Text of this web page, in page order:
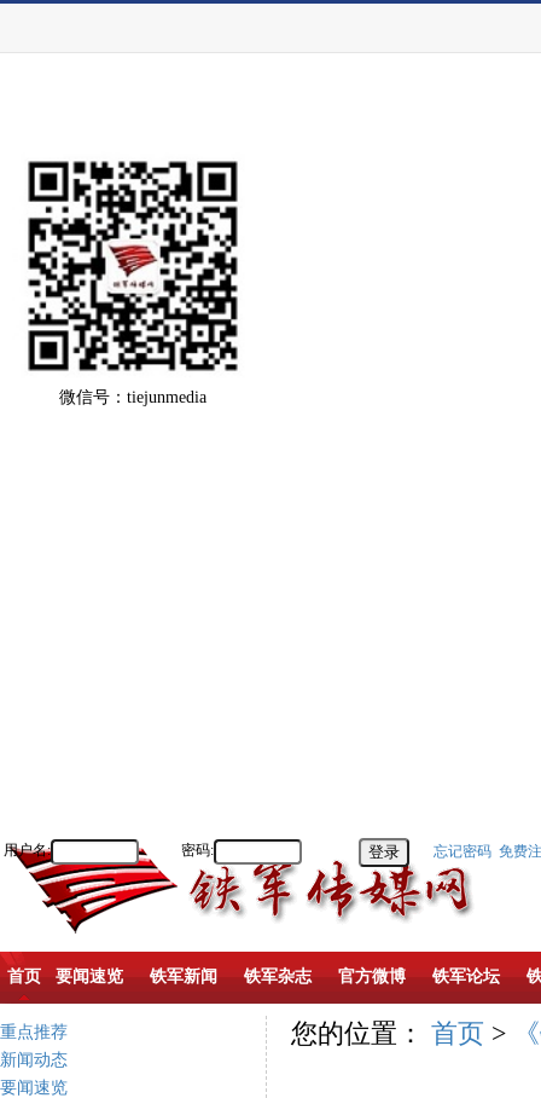
微信号：tiejunmedia
用户名: 密码: 忘记密码 免费
首页 要闻速览 铁军新闻 铁军杂志 官方微博 铁军论坛
重点推荐
新闻动态
要闻速览
您的位置： 首页 >